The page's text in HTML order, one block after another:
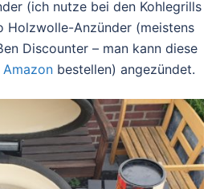
(ich nutze bei den Kohlegrills
Holzwolle-Anzünder (meistens
Discounter – man kann diese
Amazon bestellen) angezündet.